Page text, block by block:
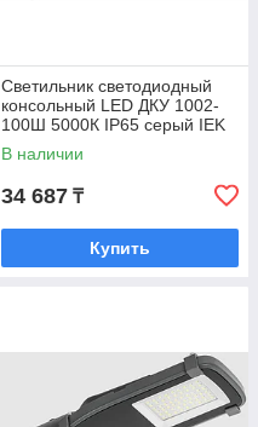
Светильник светодиодный
консольный LED ДКУ 1002-
100Ш 5000К IP65 серый IEK
В наличии
34 687 ₸
Купить